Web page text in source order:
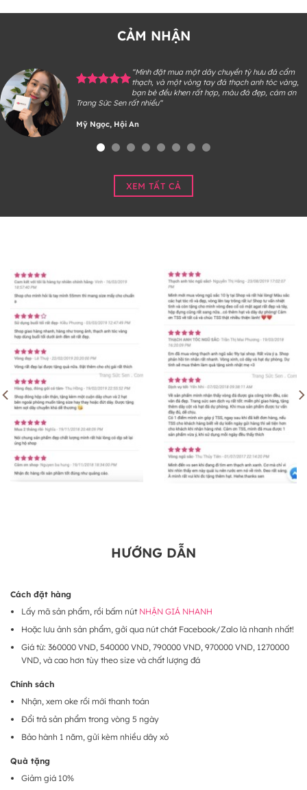
CẢM NHẬN
“Mình đặt mua một dây chuyền tỳ hưu đá cẩm
thạch, và một vòng tay đá thạch anh tóc vàng,
bạn bè đều khen rất hợp, màu đá đẹp, cám ơn
Trang Sức Sen rất nhiều“
Mỹ Ngọc, Hội An
XEM TẤT CẢ
HƯỚNG DẪN
Cách đặt hàng
Lấy mã sản phẩm, rồi bấm nút NHẬN GIÁ NHANH
Hoặc lưu ảnh sản phẩm, gởi qua nút chát Facebook/Zalo là nhanh nhất!
Giá từ: 360000 VND, 540000 VND, 790000 VND, 970000 VND, 1270000
VND, và cao hơn tùy theo size và chất lượng đá
Chính sách
Nhận, xem oke rồi mới thanh toán
Đổi trả sản phẩm trong vòng 5 ngày
Bảo hành 1 năm, gửi kèm nhiều dây xỏ
Quà tặng
Giảm giá 10%